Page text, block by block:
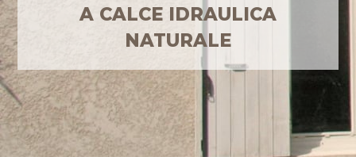
A CALCE IDRAULICA
NATURALE